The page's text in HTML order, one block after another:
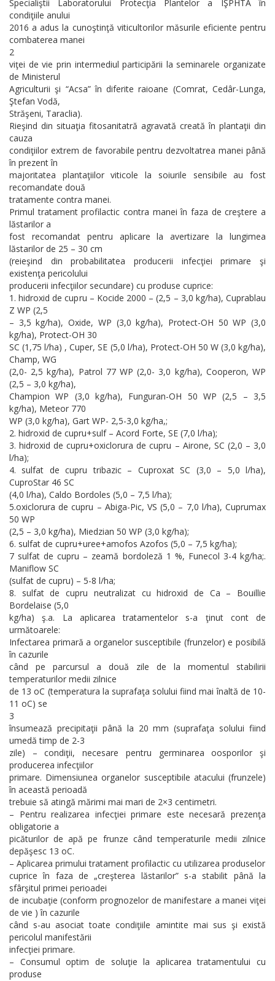
Specialiştii Laboratorului Protecţia Plantelor a IŞPHTA în
condiţiile anului
2016 a adus la cunoştinţă viticultorilor măsurile eficiente pentru
combaterea manei
2
viţei de vie prin intermediul participării la seminarele organizate
de Ministerul
Agriculturii şi “Acsa” în diferite raioane (Comrat, Cedâr-Lunga,
Ştefan Vodă,
Străşeni, Taraclia).
Rieşind din situaţia fitosanitatră agravată creată în plantaţii din
cauza
condiţiilor extrem de favorabile pentru dezvoltatrea manei până
în prezent în
majoritatea plantaţiilor viticole la soiurile sensibile au fost
recomandate două
tratamente contra manei.
Primul tratament profilactic contra manei în faza de creştere a
lăstarilor a
fost recomandat pentru aplicare la avertizare la lungimea
lăstarilor de 25 – 30 cm
(reieşind din probabilitatea producerii infecţiei primare şi
existenţa pericolului
producerii infecţiilor secundare) cu produse cuprice:
1. hidroxid de cupru – Kocide 2000 – (2,5 – 3,0 kg/ha), Cuprablau
Z WP (2,5
– 3,5 kg/ha), Oxide, WP (3,0 kg/ha), Protect-OH 50 WP (3,0
kg/ha), Protect-OH 30
SC (1,75 l/ha) , Cuper, SE (5,0 l/ha), Protect-OH 50 W (3,0 kg/ha),
Champ, WG
(2,0- 2,5 kg/ha), Patrol 77 WP (2,0- 3,0 kg/ha), Cooperon, WP
(2,5 – 3,0 kg/ha),
Champion WP (3,0 kg/ha), Funguran-OH 50 WP (2,5 – 3,5
kg/ha), Meteor 770
WP (3,0 kg/ha), Gart WP- 2,5-3,0 kg/ha,;
2. hidroxid de cupru+sulf – Acord Forte, SE (7,0 l/ha);
3. hidroxid de cupru+oxiclorura de cupru – Airone, SC (2,0 – 3,0
l/ha);
4. sulfat de cupru tribazic – Cuproxat SC (3,0 – 5,0 l/ha),
CuproStar 46 SC
(4,0 l/ha), Caldo Bordoles (5,0 – 7,5 l/ha);
5.oxiclorura de cupru – Abiga-Pic, VS (5,0 – 7,0 l/ha), Cuprumax
50 WP
(2,5 – 3,0 kg/ha), Miedzian 50 WP (3,0 kg/ha);
6. sulfat de cupru+uree+amofos Azofos (5,0 – 7,5 kg/ha);
7 sulfat de cupru – zeamă bordoleză 1 %, Funecol 3-4 kg/ha;.
Maniflow SC
(sulfat de cupru) – 5-8 l/ha;
8. sulfat de cupru neutralizat cu hidroxid de Ca – Bouillie
Bordelaise (5,0
kg/ha) ş.a. La aplicarea tratamentelor s-a ţinut cont de
următoarele:
Infectarea primară a organelor susceptibile (frunzelor) e posibilă
în cazurile
când pe parcursul a două zile de la momentul stabilirii
temperaturilor medii zilnice
de 13 oC (temperatura la suprafaţa solului fiind mai înaltă de 10-
11 oC) se
3
însumează precipitaţii până la 20 mm (suprafaţa solului fiind
umedă timp de 2-3
zile) – condiţii, necesare pentru germinarea oosporilor şi
producerea infecţiilor
primare. Dimensiunea organelor susceptibile atacului (frunzele)
în această perioadă
trebuie să atingă mărimi mai mari de 2×3 centimetri.
– Pentru realizarea infecţiei primare este necesară prezenţa
obligatorie a
picăturilor de apă pe frunze când temperaturile medii zilnice
depăşesc 13 oC.
– Aplicarea primului tratament profilactic cu utilizarea produselor
cuprice în faza de „creşterea lăstarilor” s-a stabilit până la
sfârşitul primei perioadei
de incubaţie (conform prognozelor de manifestare a manei viţei
de vie ) în cazurile
când s-au asociat toate condiţiile amintite mai sus şi există
pericolul manifestării
infecţiei primare.
– Consumul optim de soluţie la aplicarea tratamentului cu
produse